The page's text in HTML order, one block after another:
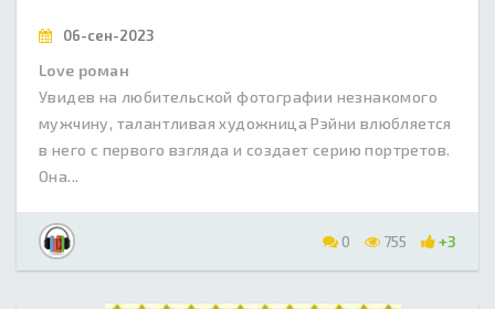
06-сен-2023
Love роман
Увидев на любительской фотографии незнакомого
мужчину, талантливая художница Рэйни влюбляется
в него с первого взгляда и создает серию портретов.
Она...
0 755 +3